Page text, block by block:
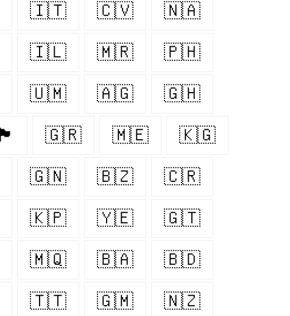
🇮🇹 🇨🇻 🇳🇦
🇮🇱 🇲🇷 🇵🇭
🇺🇲 🇦🇬 🇬🇭
🏴󠁧󠁢󠁳󠁣󠁴󠁿 🇬🇷 🇲🇪 🇰🇬
🇬🇳 🇧🇿 🇨🇷
🇰🇵 🇾🇪 🇬🇹
🇲🇶 🇧🇦 🇧🇩
🇹🇹 🇬🇲 🇳🇿